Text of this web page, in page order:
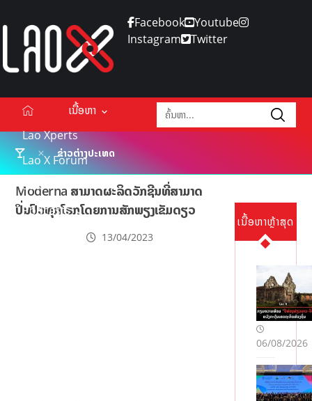
Facebook
Youtube
Instagram
Twitter
ເນື້ອຫາ
Lao Xperts
Lao X Forum
ວິດີໂອ
Podcasts
ຂ່າວຕ່າງປະເທດ
Moderna ສາມາດຜະລິດວັກຊີນທີ່ສາມາດ
ປິ່ນປົວທຸກໂຣກໂດຍການສັກພຽງເຂັມດຽວ
13/04/2023
ເນື້ອຫາຫຼ້າສຸດ
06/08/2026